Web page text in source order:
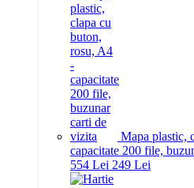
Mapa plastic,
capacitate 200 file,
554 Lei 249 Lei